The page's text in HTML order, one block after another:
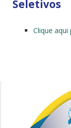
Seletivos
Clique aqui